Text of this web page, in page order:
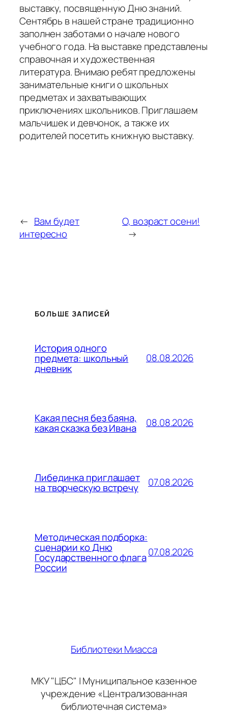
выставку, посвященную Дню знаний.
Сентябрь в нашей стране традиционно
заполнен заботами о начале нового
учебного года. На выставке представлены
справочная и художественная
литература. Внимаю ребят предложены
занимательные книги о школьных
предметах и захватывающих
приключениях школьников. Приглашаем
мальчишек и девчонок, а также их
родителей посетить книжную выставку.
← Вам будет
интересно
О, возраст осени!
→
БОЛЬШЕ ЗАПИСЕЙ
История одного
предмета: школьный
дневник
08.08.2026
Какая песня без баяна,
какая сказка без Ивана 08.08.2026
Либединка приглашает
на творческую встречу 07.08.2026
Методическая подборка:
сценарии ко Дню
Государственного флага
России
07.08.2026
Библиотеки Миасса
МКУ "ЦБС" | Муниципальное казенное
учреждение «Централизованная
библиотечная система»